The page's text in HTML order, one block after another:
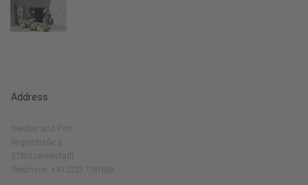
Address
Needles and Pins
Wigeystraße 3
57368 Lennestadt
Telephone: +49 2723 7181868